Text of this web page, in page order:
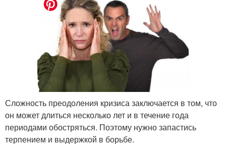
Сложность преодоления кризиса заключается в том, что
он может длиться несколько лет и в течение года
периодами обостряться. Поэтому нужно запастись
терпением и выдержкой в борьбе.